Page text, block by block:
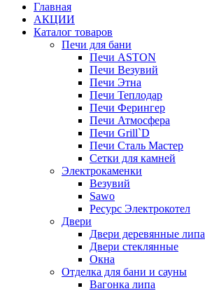
Главная
АКЦИИ
Каталог товаров
Печи для бани
Печи ASTON
Печи Везувий
Печи Этна
Печи Теплодар
Печи Ферингер
Печи Атмосфера
Печи Grill`D
Печи Сталь Мастер
Сетки для камней
Электрокаменки
Везувий
Sawo
Ресурс Электрокотел
Двери
Двери деревянные липа
Двери стеклянные
Окна
Отделка для бани и сауны
Вагонка липа